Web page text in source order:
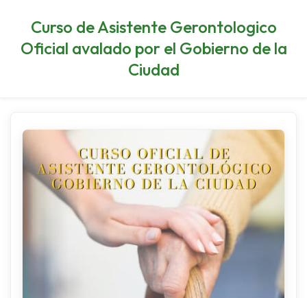
Curso de Asistente Gerontologico
Oficial avalado por el Gobierno de la
Ciudad